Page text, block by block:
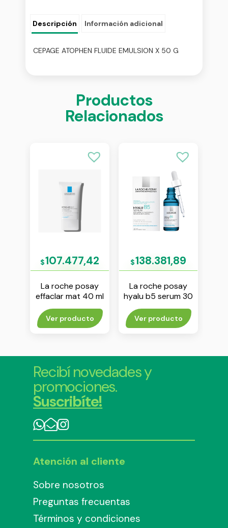
Descripción Información adicional
CEPAGE ATOPHEN FLUIDE EMULSION X 50 G
Productos
Relacionados
$107.477,42
La roche posay
effaclar mat 40 ml
Ver producto
$138.381,89
La roche posay
hyalu b5 serum 30
ml
Ver producto
Recibí novedades y
promociones.
Suscribíte!
Atención al cliente
Sobre nosotros
Preguntas frecuentas
Términos y condiciones